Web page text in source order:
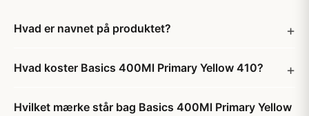
Hvad er navnet på produktet?
Hvad koster Basics 400Ml Primary Yellow 410?
Hvilket mærke står bag Basics 400Ml Primary Yellow